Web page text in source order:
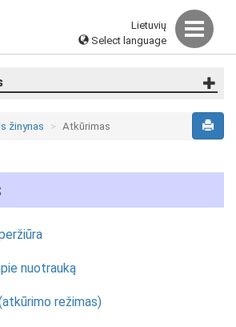
Lietuvių
Select language
žinynas Atkūrimas
nuotrauką
režimas)